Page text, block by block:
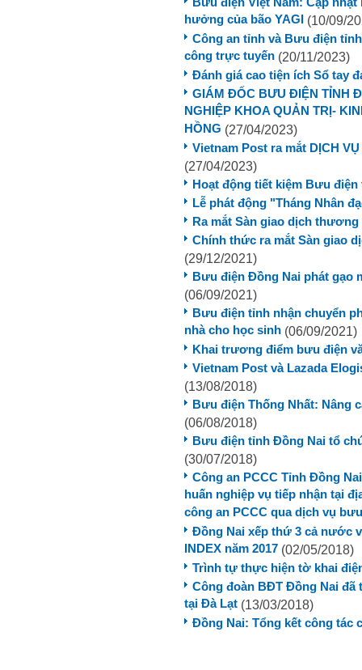
hưởng của bão YAGI (10/09/
Công an tỉnh và Bưu điện
công trực tuyến (20/11/2023)
Đánh giá cao tiện ích Sổ tay
GIÁM ĐỐC BƯU ĐIỆN TỈNH
NGHIỆP KHOA QUẢN TRỊ-
HỒNG (27/04/2023)
Vietnam Post ra mắt DỊCH
(27/04/2023)
Hoạt động tiết kiệm Bưu
Lễ phát động "Tháng Nhân
Ra mắt Sàn giao dịch
Chính thức ra mắt Sàn giao
(29/12/2021)
Bưu điện Đồng Nai phát gạo
(06/09/2021)
Bưu điện tỉnh nhận chuyển
nhà cho học sinh (06/09/2021)
Khai trương điểm bưu điện
Vietnam Post và Lazada
(13/08/2018)
Bưu điện Thống Nhất: Nâng
(06/08/2018)
Bưu điện tỉnh Đồng Nai tổ
(30/07/2018)
Công an PCCC Tỉnh Đồng
huấn nghiệp vụ tiếp nhận tại
công an PCCC qua dịch vụ
Đồng Nai xếp thứ 3 cả nước
INDEX năm 2017 (02/05/2018)
Trình tự thực hiện tờ khai
Công đoàn BĐT Đồng Nai đã
tại Đà Lạt (13/03/2018)
Đồng Nai: Tổng kết công tác